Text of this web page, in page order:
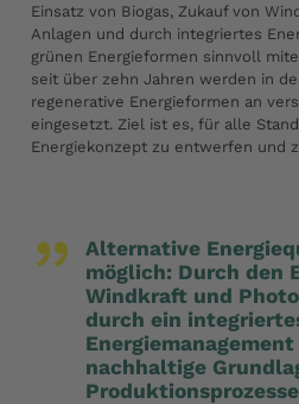
Einsatz von Biogas, Zukauf von
Anlagen und durch integriertes
grünen Energieformen sinnvoll
seit über zehn Jahren werden in
regenerative Energieformen an
eingesetzt. Ziel ist es, für alle
Energiekonzept zu entwerfen und
„
Alternative
möglich: Durch den
Windkraft und
durch ein
nachhaltige